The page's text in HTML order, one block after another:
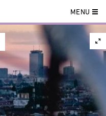
MENU